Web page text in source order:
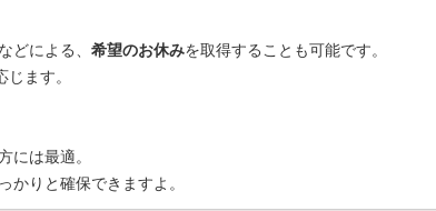
による、 希望のお休みを取得することも可能です。
ます。
には最適。
りと確保できますよ。